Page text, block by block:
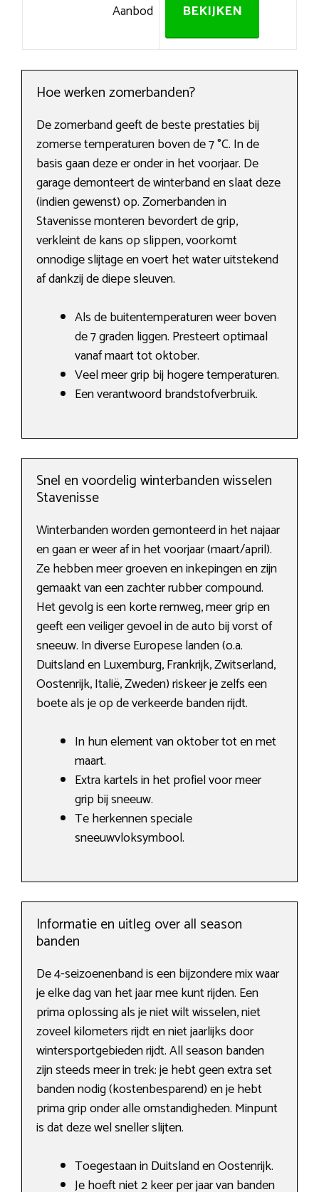
Aanbod BEKIJKEN
Hoe werken zomerbanden?
De zomerband geeft de beste prestaties bij
zomerse temperaturen boven de 7 °C. In de
basis gaan deze er onder in het voorjaar. De
garage demonteert de winterband en slaat deze
(indien gewenst) op. Zomerbanden in
Stavenisse monteren bevordert de grip,
verkleint de kans op slippen, voorkomt
onnodige slijtage en voert het water uitstekend
af dankzij de diepe sleuven.
Als de buitentemperaturen weer boven
de 7 graden liggen. Presteert optimaal
vanaf maart tot oktober.
Veel meer grip bij hogere temperaturen.
Een verantwoord brandstofverbruik.
Snel en voordelig winterbanden wisselen
Stavenisse
Winterbanden worden gemonteerd in het najaar
en gaan er weer af in het voorjaar (maart/april).
Ze hebben meer groeven en inkepingen en zijn
gemaakt van een zachter rubber compound.
Het gevolg is een korte remweg, meer grip en
geeft een veiliger gevoel in de auto bij vorst of
sneeuw. In diverse Europese landen (o.a.
Duitsland en Luxemburg, Frankrijk, Zwitserland,
Oostenrijk, Italië, Zweden) riskeer je zelfs een
boete als je op de verkeerde banden rijdt.
In hun element van oktober tot en met
maart.
Extra kartels in het profiel voor meer
grip bij sneeuw.
Te herkennen speciale
sneeuwvloksymbool.
Informatie en uitleg over all season
banden
De 4-seizoenenband is een bijzondere mix waar
je elke dag van het jaar mee kunt rijden. Een
prima oplossing als je niet wilt wisselen, niet
zoveel kilometers rijdt en niet jaarlijks door
wintersportgebieden rijdt. All season banden
zijn steeds meer in trek: je hebt geen extra set
banden nodig (kostenbesparend) en je hebt
prima grip onder alle omstandigheden. Minpunt
is dat deze wel sneller slijten.
Toegestaan in Duitsland en Oostenrijk.
Je hoeft niet 2 keer per jaar van banden